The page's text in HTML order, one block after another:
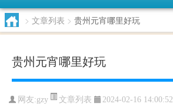
> 文章列表 > 贵州元宵哪里好玩
贵州元宵哪里好玩
网友:gzy 文章列表 2024-02-16 14:00:52